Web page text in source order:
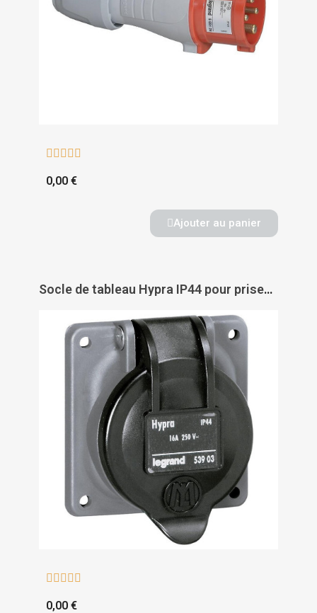
    
0,00 €
Ajouter au panier
Socle de tableau Hypra IP44 pour prises à brochage domestique - LEGRAND
    
0,00 €